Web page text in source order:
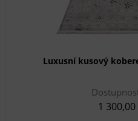
Luxusní kusový
1 300,00